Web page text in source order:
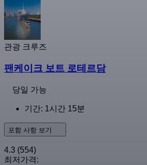
관광 크루즈
팬케이크 보트 로테르담
당일 가능
기간: 1시간 15분
포함 사항 보기
4.3 (554)
최저가격: